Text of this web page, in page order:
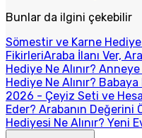
Bunlar da ilgini çekebilir
Sömestir ve Karne
FikirleriAraba İlanı Ver,
Hediye Ne Alınır?
Hediye Ne Alınır?
2026 - Çeyiz Seti ve
Eder? Arabanın Değerini
Hediyesi Ne Alınır? Yeni